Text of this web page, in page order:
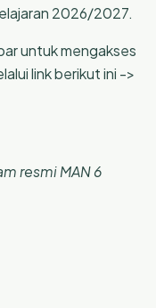
2026/2027.
untuk mengakses
link berikut ini ->
resmi MAN 6